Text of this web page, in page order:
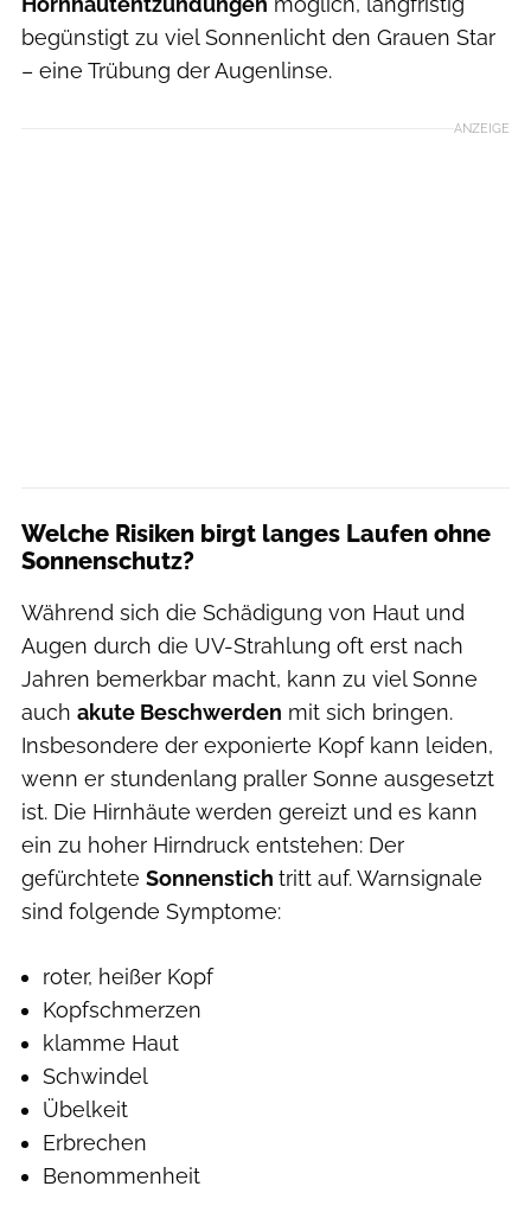
begünstigt zu viel Sonnenlicht den Grauen Star
– eine Trübung der Augenlinse.
ANZEIGE
Welche Risiken birgt langes Laufen ohne
Sonnenschutz?
Während sich die Schädigung von Haut und
Augen durch die UV-Strahlung oft erst nach
Jahren bemerkbar macht, kann zu viel Sonne
auch akute Beschwerden mit sich bringen.
Insbesondere der exponierte Kopf kann leiden,
wenn er stundenlang praller Sonne ausgesetzt
ist. Die Hirnhäute werden gereizt und es kann
ein zu hoher Hirndruck entstehen: Der
gefürchtete Sonnenstich tritt auf. Warnsignale
sind folgende Symptome:
roter, heißer Kopf
Kopfschmerzen
klamme Haut
Schwindel
Übelkeit
Erbrechen
Benommenheit